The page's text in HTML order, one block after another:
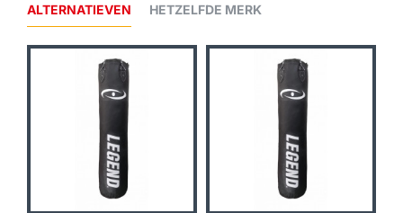
ALTERNATIEVEN HETZELFDE MERK